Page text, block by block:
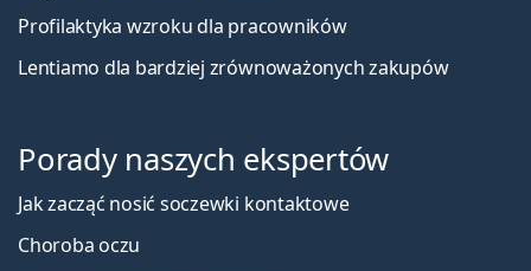
Profilaktyka wzroku dla pracowników
Lentiamo dla bardziej zrównoważonych zakupów
Porady naszych ekspertów
Jak zacząć nosić soczewki kontaktowe
Choroba oczu